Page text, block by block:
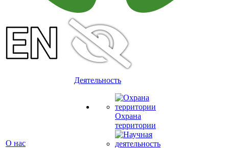
О нас
Деятельность
Охрана
территории